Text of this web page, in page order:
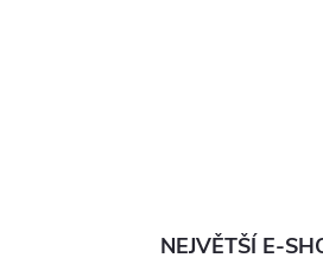
NEJVĚTŠÍ E-